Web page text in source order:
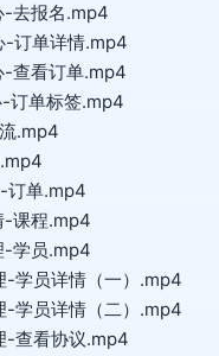
-去报名.mp4
-订单详情.mp4
-查看订单.mp4
-订单标签.mp4
.mp4
-订单.mp4
-课程.mp4
-学员.mp4
-学员详情（一）.mp4
-学员详情（二）.mp4
-查看协议.mp4